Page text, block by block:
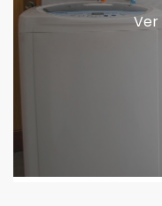
Ver